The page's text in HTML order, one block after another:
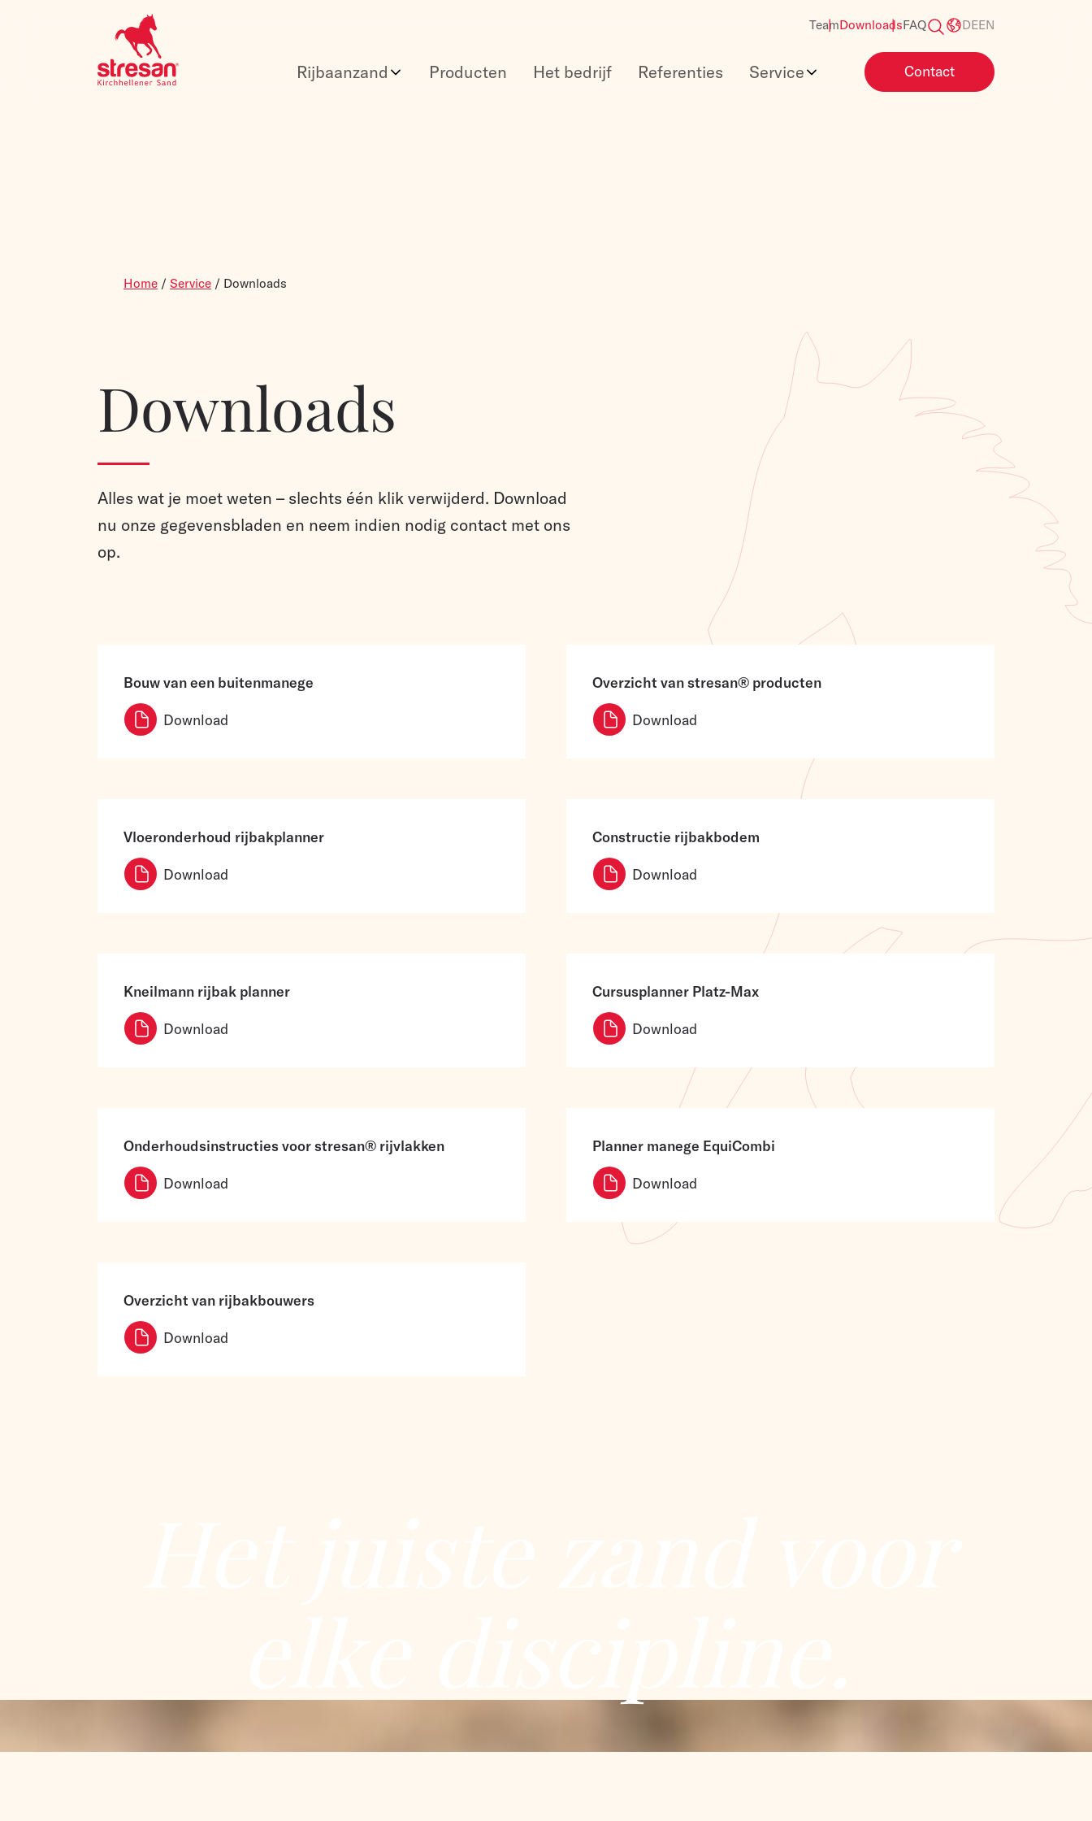
TeamDownloadsFAQ DEEN
Rijbaanzand Producten Het bedrijf Referenties Service Contact
Home / Service / Downloads
Downloads
Alles wat je moet weten – slechts één klik verwijderd. Download
nu onze gegevensbladen en neem indien nodig contact met ons
op.
Bouw van een buitenmanege
Download
Overzicht van stresan® producten
Download
Vloeronderhoud rijbakplanner
Download
Constructie rijbakbodem
Download
Kneilmann rijbak planner
Download
Cursusplanner Platz-Max
Download
Onderhoudsinstructies voor stresan® rijvlakken
Download
Planner manege EquiCombi
Download
Overzicht van rijbakbouwers
Download